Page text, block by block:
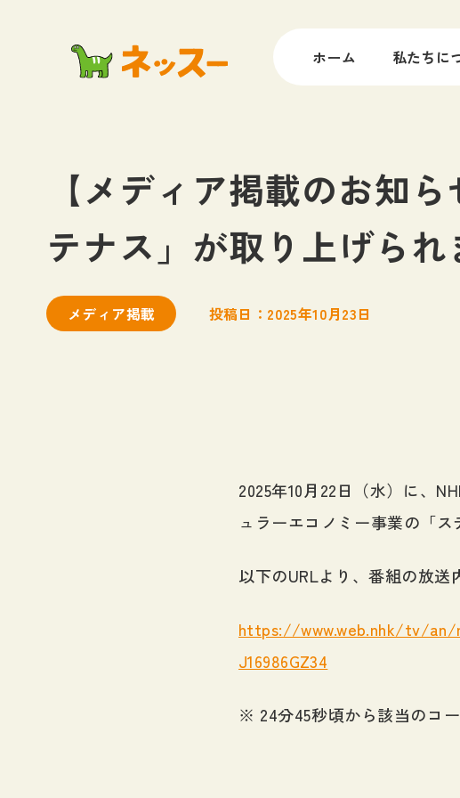
ホーム 私たちに
【メディア掲載のお知
テナス」が取り上げられ
メディア掲載 投稿日：2025年10月23日
2025年10月22日（水）に、
ュラーエコノミー事業の「ス
以下のURLより、番組の放送
https://www.web.nhk/tv/an/
J16986GZ34
※ 24分45秒頃から該当のコー